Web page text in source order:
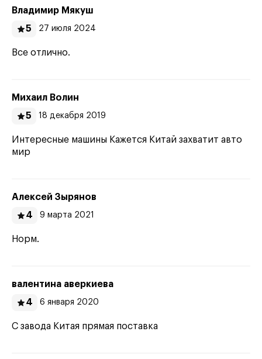
Владимир Мякуш
5
27 июля 2024
Все отлично.
Михаил Волин
5
18 декабря 2019
Интересные машины Кажется Китай захватит авто
мир
Алексей Зырянов
4
9 марта 2021
Норм.
валентина аверкиева
4
6 января 2020
С завода Китая прямая поставка